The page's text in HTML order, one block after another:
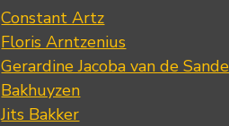
Constant Artz
Floris Arntzenius
Gerardine Jacoba van de Sande
Bakhuyzen
Jits Bakker